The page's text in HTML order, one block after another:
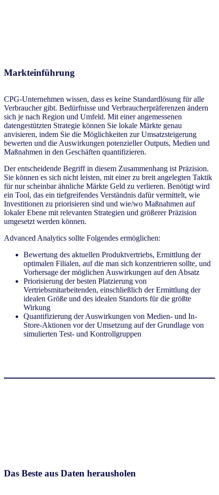
Markteinführung
CPG-Unternehmen wissen, dass es keine Standardlösung für alle
Verbraucher gibt. Bedürfnisse und Verbraucherpräferenzen ändern
sich je nach Region und Umfeld. Mit einer angemessenen
datengestützten Strategie können Sie lokale Märkte genau
anvisieren, indem Sie die Möglichkeiten zur Umsatzsteigerung
bewerten und die Auswirkungen potenzieller Outputs, Medien und
Maßnahmen in den Geschäften quantifizieren.
Der entscheidende Begriff in diesem Zusammenhang ist Präzision.
Sie können es sich nicht leisten, mit einer zu breit angelegten Taktik
für nur scheinbar ähnliche Märkte Geld zu verlieren. Benötigt wird
ein Tool, das ein tiefgreifendes Verständnis dafür vermittelt, wie
Investitionen zu priorisieren sind und wie/wo Maßnahmen auf
lokaler Ebene mit relevanten Strategien und größerer Präzision
umgesetzt werden können.
Advanced Analytics sollte Folgendes ermöglichen:
Bewertung des aktuellen Produktvertriebs, Ermittlung der
optimalen Filialen, auf die man sich konzentrieren sollte, und
Vorhersage der möglichen Auswirkungen auf den Absatz
Priorisierung der besten Platzierung von
Vertriebsmitarbeitenden, einschließlich der Ermittlung der
idealen Größe und des idealen Standorts für die größte
Wirkung
Quantifizierung der Auswirkungen von Medien- und In-
Store-Aktionen vor der Umsetzung auf der Grundlage von
simulierten Test- und Kontrollgruppen
Das Beste aus Daten herausholen